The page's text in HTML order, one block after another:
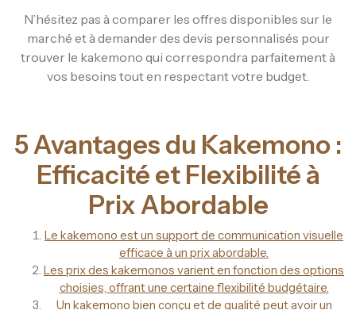
N’hésitez pas à comparer les offres disponibles sur le
marché et à demander des devis personnalisés pour
trouver le kakemono qui correspondra parfaitement à
vos besoins tout en respectant votre budget.
5 Avantages du Kakemono :
Efficacité et Flexibilité à
Prix Abordable
Le kakemono est un support de communication visuelle
efficace à un prix abordable.
Les prix des kakemonos varient en fonction des options
choisies, offrant une certaine flexibilité budgétaire.
Un kakemono bien conçu et de qualité peut avoir un